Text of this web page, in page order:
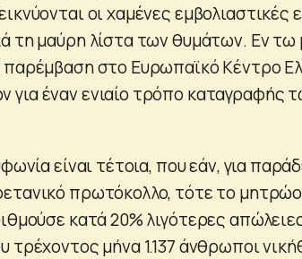
οι χαμένες εμβολιαστικές
τη μαύρη λίστα των θυμάτων. Εν τω
στο Ευρωπαϊκό Κέντρο
έναν ενιαίο τρόπο καταγραφής
είναι τέτοια, που εάν, για
πρωτόκολλο, τότε το
κατά 20% λιγότερες
τρέχοντος μήνα 1.137 άνθρωποι